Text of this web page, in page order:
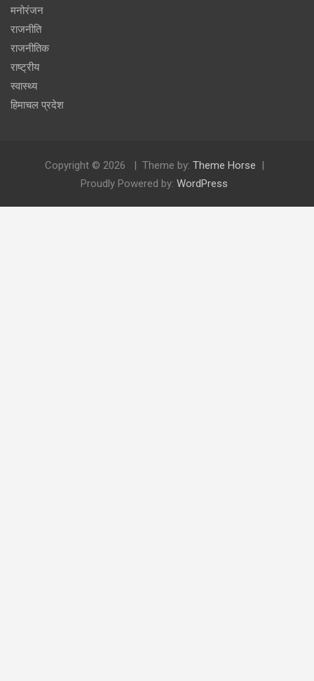
मनोरंजन
राजनीति
राजनीतिक
राष्ट्रीय
स्वास्थ्य
हिमाचल प्रदेश
Copyright © 2026 Theme by: Theme Horse
Proudly Powered by: WordPress